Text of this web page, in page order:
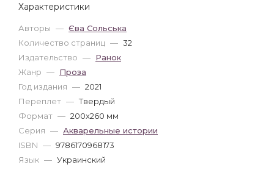
Характеристики
Авторы — Єва Сольська
Количество страниц — 32
Издательство — Ранок
Жанр — Проза
Год издания — 2021
Переплет — Твердый
Формат — 200x260 мм
Серия — Акварельные истории
ISBN — 9786170968173
Язык — Украинский